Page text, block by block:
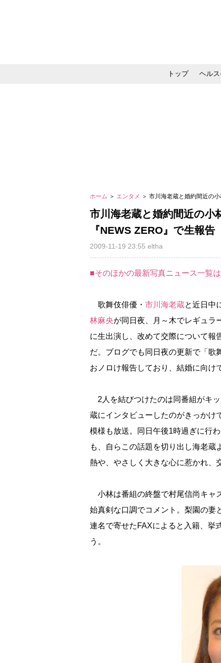
トップ ヘル
ホーム ＞ エンタメ ＞ 市川海老蔵と婚約間近の
市川海老蔵と婚約間近の
『NEWS ZERO』で生報告
2009-11-19 23:55 eltha
■そのほかの最新写真ニュース一覧
歌舞伎俳優・ 市川海老蔵と近日中
林麻央が同日夜、月～木でレギュラ
に生出演し、改めて交際について報
だ。ブログでも同日夜の更新で「歌
おノロけ報告しており、結婚に向け
2人を結びつけたのは同番組がキ
蔵にインタビューしたのがきっかけ
模様も放送。同日午後1時過ぎに行
も、自らこの話題を切り出し海老
熱や、やさしく大きな心に惹かれ、
小林は番組の終盤で村尾信尚キャ
始真剣な口調でコメント。梨園の妻
連名で寄せたFAXによると入籍、挙
う。